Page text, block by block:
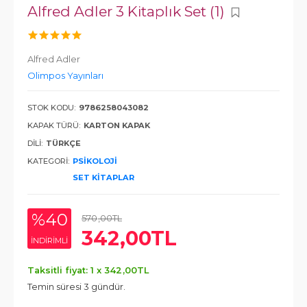
Alfred Adler 3 Kitaplık Set (1)
Alfred Adler
Olimpos Yayınları
STOK KODU: 9786258043082
KAPAK TÜRÜ: KARTON KAPAK
DILI: TÜRKÇE
KATEGORI: PSIKOLOJI
SET KITAPLAR
%40
INDIRIMLI
570,00TL
342,00TL
Taksitli fiyat: 1 x 342 ,00TL
Temin süresi 3 gündür.